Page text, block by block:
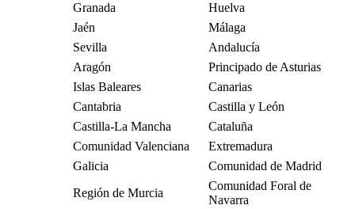
Granada
Huelva
Jaén
Málaga
Sevilla
Andalucía
Aragón
Principado de Asturias
Islas Baleares
Canarias
Cantabria
Castilla y León
Castilla-La Mancha
Cataluña
Comunidad Valenciana
Extremadura
Galicia
Comunidad de Madrid
Región de Murcia
Comunidad Foral de
Navarra